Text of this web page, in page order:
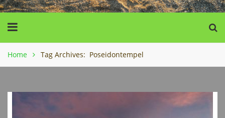
Home Tag Archives: Poseidontempel